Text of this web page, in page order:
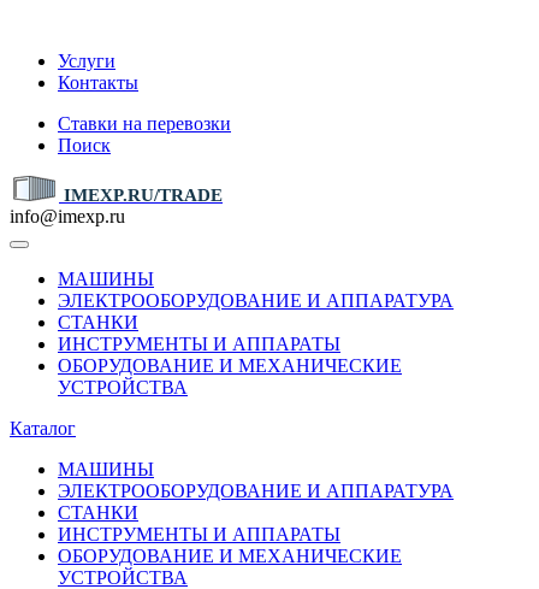
Услуги
Контакты
Ставки на перевозки
Поиск
IMEXP.RU/TRADE
info@imexp.ru
МАШИНЫ
ЭЛЕКТРООБОРУДОВАНИЕ И АППАРАТУРА
СТАНКИ
ИНСТРУМЕНТЫ И АППАРАТЫ
ОБОРУДОВАНИЕ И МЕХАНИЧЕСКИЕ
УСТРОЙСТВА
Каталог
МАШИНЫ
ЭЛЕКТРООБОРУДОВАНИЕ И АППАРАТУРА
СТАНКИ
ИНСТРУМЕНТЫ И АППАРАТЫ
ОБОРУДОВАНИЕ И МЕХАНИЧЕСКИЕ
УСТРОЙСТВА